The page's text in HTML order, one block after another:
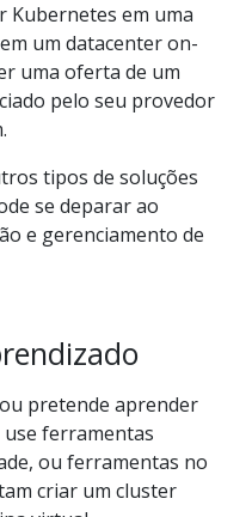
Kubernetes em uma
um datacenter on-
uma oferta de um
pelo seu provedor
tipos de soluções
se deparar ao
e gerenciamento de
pretende aprender
ferramentas
ou ferramentas no
criar um cluster